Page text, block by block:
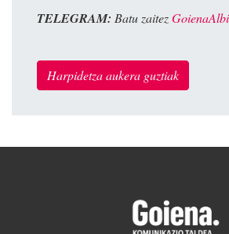
TELEGRAM: Batu zaitez
Harpidetza aukera guztiak